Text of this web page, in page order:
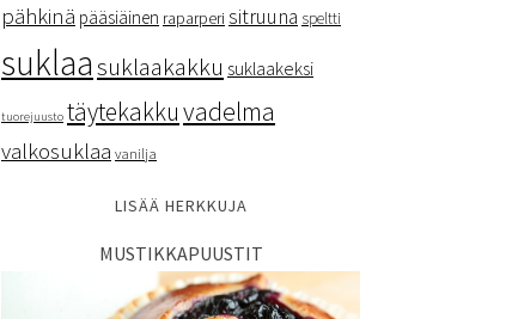
pähkinä pääsiäinen raparperi sitruuna speltti
suklaasuklaakakku suklaakeksi
tuorejuusto täytekakkuvadelma
valkosuklaa vanilja
LISÄÄ HERKKUJA
MUSTIKKAPUUSTIT